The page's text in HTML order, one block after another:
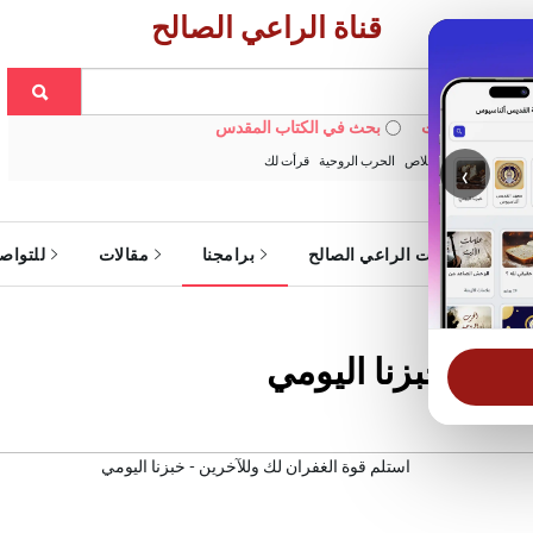
‹
قناة الراعي الصالح
في الويبسايت بحث في الكتاب المقدس
خبزنا اليومي الخلاص الحرب الروحية قرأت لك
خدمات الراعي الصالح برامجنا مقالات
- خبزنا اليومي